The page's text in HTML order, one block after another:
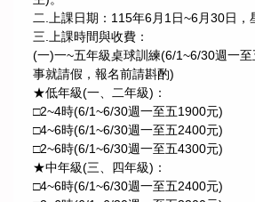
二.上課日期：115年6月1日~6月30日，
三.上課時間與收費：
(一)一~五年級桌球訓練(6/1~6/30週一
事就請假，報名前請斟酌)
★低年級(一、二年級)：
□2~4時(6/1~6/30週一至五1900元)
□4~6時(6/1~6/30週一至五2400元)
□2~6時(6/1~6/30週一至五4300元)
★中年級(三、四年級)：
□4~6時(6/1~6/30週一至五2400元)